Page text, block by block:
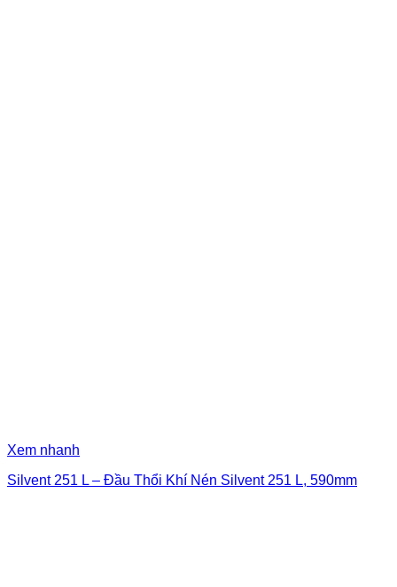
Xem nhanh
Silvent 251 L – Đầu Thổi Khí Nén Silvent 251 L, 590mm